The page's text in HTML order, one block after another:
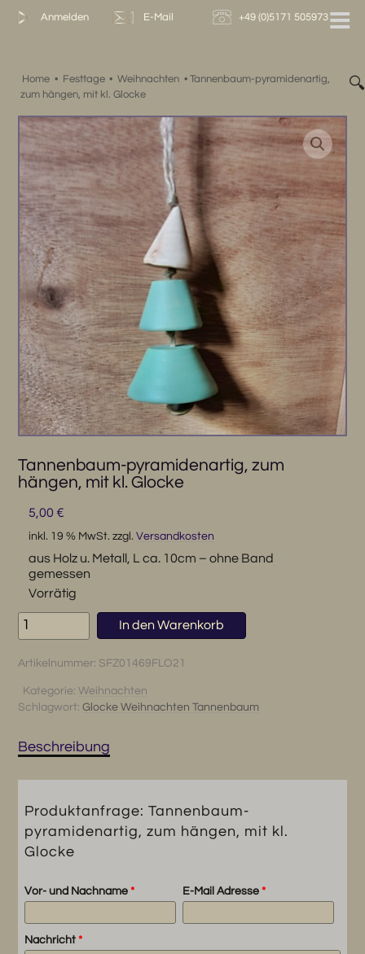
Zum
Anmelden E-Mail +49 (0)5171 505973
Home • Festtage • Weihnachten • Tannenbaum-pyramidenartig,
zum hängen, mit kl. Glocke
🔍
Tannenbaum-pyramidenartig, zum
hängen, mit kl. Glocke
5,00 €
inkl. 19 % MwSt. zzgl. Versandkosten
aus Holz u. Metall, L ca. 10cm – ohne Band
gemessen
Vorrätig
Tannenbaum-
pyramidenartig,
mit
kl.
Menge
In den Warenkorb
Artikelnummer: SFZ01469FLO21
Kategorie: Weihnachten
Schlagwort:Glocke Weihnachten Tannenbaum
Beschreibung
Produktanfrage: Tannenbaum-
pyramidenartig, zum hängen, mit kl.
Glocke
Vor- und Nachname* E-Mail Adresse *
Nachricht*